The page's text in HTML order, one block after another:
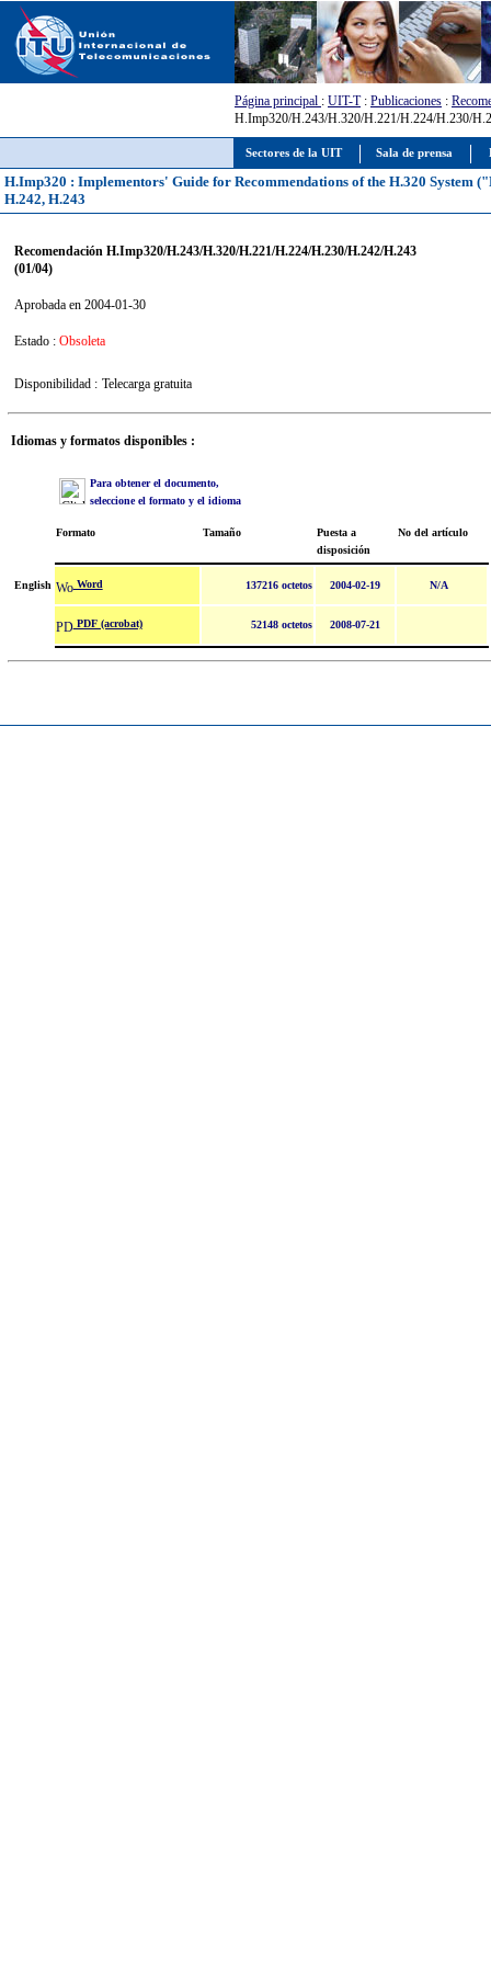
Sectores de la UIT Sala de prensa
Página principal : UIT-T: Publicaciones :
H.Imp320/H.243/H.320/H.221/H.224/H.230/
H.Imp320 : Implementors' Guide for Recommendations of the H.320 System
H.242, H.243
Recomendación H.Imp320/H.243/H.320/H.221/H.224/H.230/H.242/H.243
(01/04)
Aprobada en 2004-01-30
Estado : Obsoleta
Disponibilidad : Telecarga gratuita
Idiomas y formatos disponibles :
Para obtener el documento,
seleccione el formato y el idioma
Formato Tamaño
Puesta a
disposición
No del artículo
English Word 137216 octetos 2004-02-19 N/A
PDF (acrobat) 52148 octetos 2008-07-21